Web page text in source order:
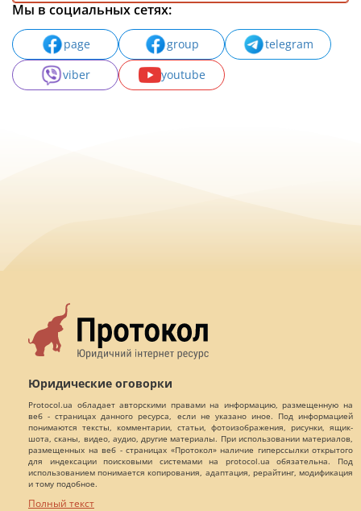
Мы в социальных сетях:
page group
telegram
viber
youtube
Юридические оговорки
Protocol.ua обладает авторскими правами на информацию, размещенную на
веб - страницах данного ресурса, если не указано иное. Под информацией
понимаются тексты, комментарии, статьи, фотоизображения, рисунки, ящик-
шота, сканы, видео, аудио, другие материалы. При использовании материалов,
размещенных на веб - страницах «Протокол» наличие гиперссылки открытого
для индексации поисковыми системами на protocol.ua обязательна. Под
использованием понимается копирования, адаптация, рерайтинг, модификация
и тому подобное.
Полный текст